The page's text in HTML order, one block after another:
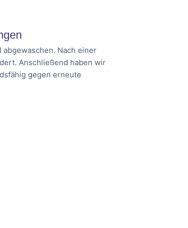
Nach einer
Anschließend haben wir
gegen erneute